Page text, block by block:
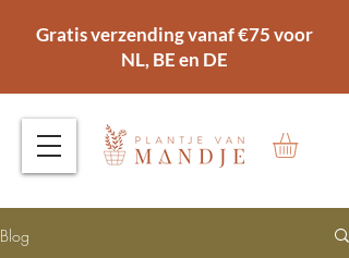
Gratis verzending vanaf €75 voor
NL, BE en DE
Blog